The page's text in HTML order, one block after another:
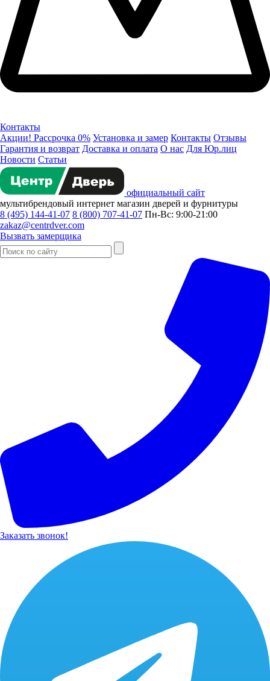
Контакты
Акции! Рассрочка 0% Установка и замер Контакты Отзывы
Гарантия и возврат Доставка и оплата О нас Для Юр.лиц
Новости Статьи
официальный сайт
мультибрендовый интернет магазин дверей и фурнитуры
8 (495) 144-41-07 8 (800) 707-41-07 Пн-Вс: 9:00-21:00
zakaz@centrdver.com
Вызвать замерщика
Заказать звонок!